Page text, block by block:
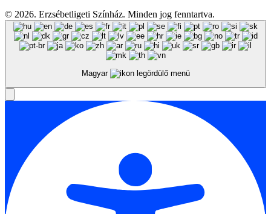
© 2026. Erzsébetligeti Színház. Minden jog fenntartva.
Magyar